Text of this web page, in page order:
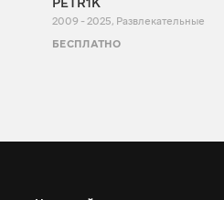
PETR1K
2009 - 2025, Развлекательные
БЕСПЛАТНО